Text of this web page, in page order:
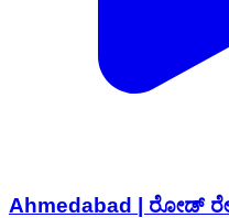
Ahmedabad | ರೋಡ್